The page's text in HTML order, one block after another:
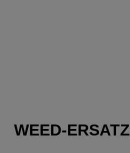
WEED-ERSATZ